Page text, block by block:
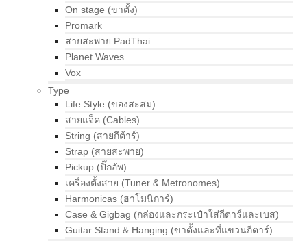
On stage (ขาตั้ง)
Promark
สายสะพาย PadThai
Planet Waves
Vox
Type
Life Style (ของสะสม)
สายแจ็ค (Cables)
String (สายกีต้าร์)
Strap (สายสะพาย)
Pickup (ปิ๊กอัพ)
เครื่องตั้งสาย (Tuner & Metronomes)
Harmonicas (ฮาโมนิการ์)
Case & Gigbag (กล่องและกระเป๋าใส่กีตาร์และเบส)
Guitar Stand & Hanging (ขาตั้งและที่แขวนกีตาร์)